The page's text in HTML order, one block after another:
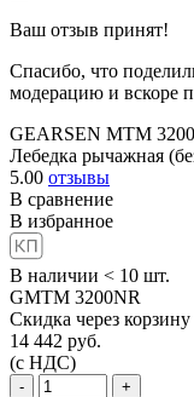
Ваш отзыв принят!
Спасибо, что
модерацию и вскоре
GEARSEN MTM
Лебедка рычажная
5.00 отзывы
В сравнение
В избранное
В наличии < 10 шт.
GMTM 3200NR
Скидка через
14 442 руб.
(с НДС)
- +